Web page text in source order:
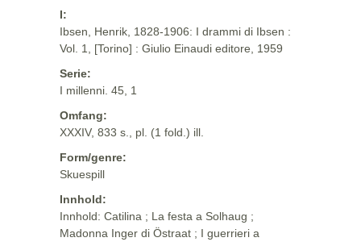
I:
Ibsen, Henrik, 1828-1906: I drammi di Ibsen :
Vol. 1, [Torino] : Giulio Einaudi editore, 1959
Serie:
I millenni. 45, 1
Omfang:
XXXIV, 833 s., pl. (1 fold.) ill.
Form/genre:
Skuespill
Innhold:
Innhold: Catilina ; La festa a Solhaug ;
Madonna Inger di Östraat ; I guerrieri a